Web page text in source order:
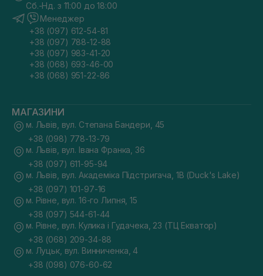
Сб.-Нд. з 11:00 до 18:00
Менеджер
+38 (097) 612-54-81
+38 (097) 788-12-88
+38 (097) 983-41-20
+38 (068) 693-46-00
+38 (068) 951-22-86
МАГАЗИНИ
м. Львів, вул. Степана Бандери, 45
+38 (098) 778-13-79
м. Львів, вул. Івана Франка, 36
+38 (097) 611-95-94
м. Львів, вул. Академіка Підстригача, 1В (Duck's Lake)
+38 (097) 101-97-16
м. Рівне, вул. 16-го Липня, 15
+38 (097) 544-61-44
м. Рівне, вул. Кулика і Гудачека, 23 (ТЦ Екватор)
+38 (068) 209-34-88
м. Луцьк, вул. Винниченка, 4
+38 (098) 076-60-62